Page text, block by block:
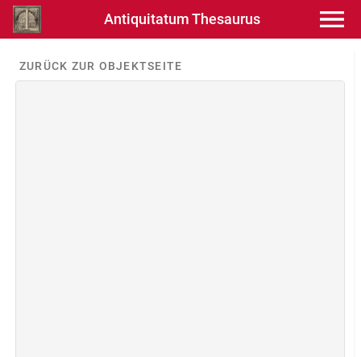
Antiquitatum Thesaurus
ZURÜCK ZUR OBJEKTSEITE